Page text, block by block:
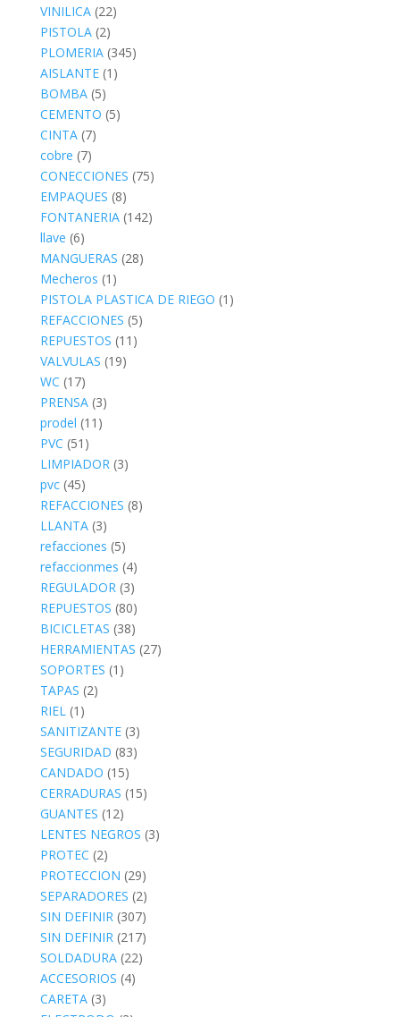
VINILICA (22)
PISTOLA (2)
PLOMERIA (345)
AISLANTE (1)
BOMBA (5)
CEMENTO (5)
CINTA (7)
cobre (7)
CONECCIONES (75)
EMPAQUES (8)
FONTANERIA (142)
llave (6)
MANGUERAS (28)
Mecheros (1)
PISTOLA PLASTICA DE RIEGO (1)
REFACCIONES (5)
REPUESTOS (11)
VALVULAS (19)
WC (17)
PRENSA (3)
prodel (11)
PVC (51)
LIMPIADOR (3)
pvc (45)
REFACCIONES (8)
LLANTA (3)
refacciones (5)
refaccionmes (4)
REGULADOR (3)
REPUESTOS (80)
BICICLETAS (38)
HERRAMIENTAS (27)
SOPORTES (1)
TAPAS (2)
RIEL (1)
SANITIZANTE (3)
SEGURIDAD (83)
CANDADO (15)
CERRADURAS (15)
GUANTES (12)
LENTES NEGROS (3)
PROTEC (2)
PROTECCION (29)
SEPARADORES (2)
SIN DEFINIR (307)
SIN DEFINIR (217)
SOLDADURA (22)
ACCESORIOS (4)
CARETA (3)